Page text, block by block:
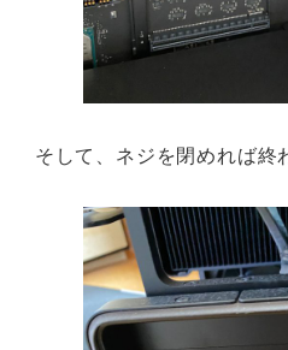
そして、ネジを閉めれば終